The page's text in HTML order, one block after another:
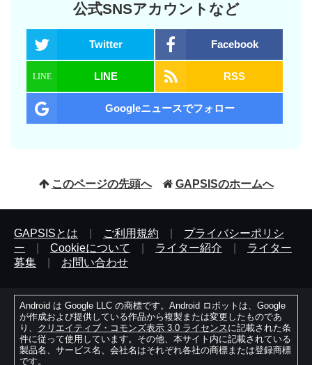
公式SNSアカウントなど
Twitter Facebook
LINE RSS
Googleニュースでフォロー
このページの先頭へ GAPSISのホームへ
GAPSISとは ご利用規約
プライバシーポリシ
ー
Cookieについて ライター紹介
ライター
募集
お問い合わせ
Android は Google LLC の商標です。Android ロボットは、Google
が作成および提供している作品から複製または変更したものであ
り、 クリエイティブ・コモンズ表示 3.0 ライセンスに記載された条
件に従って使用しています。その他、本サイト内に記載されている
製品名、サービス名、会社名はそれぞれ各社の商標または登録商標
です。